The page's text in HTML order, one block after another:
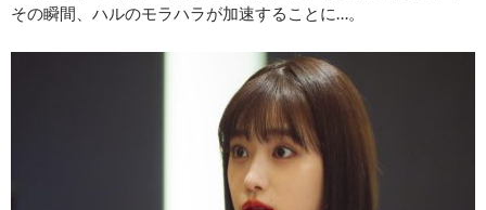
その瞬間、ハルのモラハラが加速することに…。